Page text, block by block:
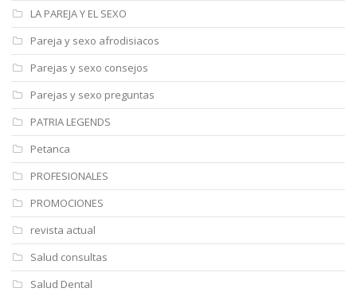
LA PAREJA Y EL SEXO
Pareja y sexo afrodisiacos
Parejas y sexo consejos
Parejas y sexo preguntas
PATRIA LEGENDS
Petanca
PROFESIONALES
PROMOCIONES
revista actual
Salud consultas
Salud Dental